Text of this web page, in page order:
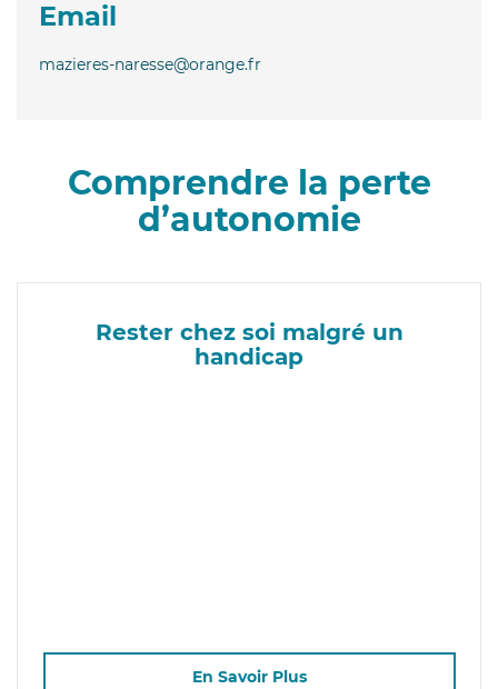
Email
mazieres-naresse@orange.fr
Comprendre la perte
d’autonomie
Rester chez soi malgré un
handicap
En Savoir Plus